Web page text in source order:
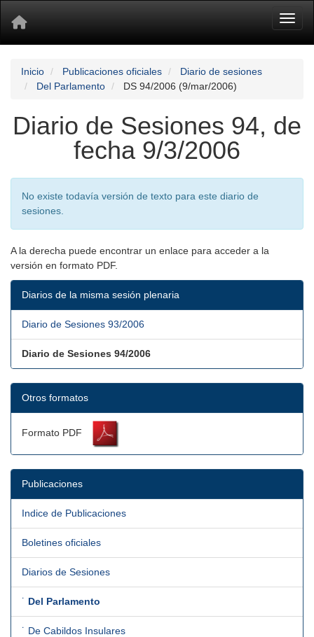
Inicio Publicaciones oficiales
Diario de sesiones
Del Parlamento
DS 94/2006 (9/mar/2006)
Diario de Sesiones 94, de
fecha 9/3/2006
No existe todavía versión de texto para este diario de
sesiones.
A la derecha puede encontrar un enlace para acceder a la
versión en formato PDF.
Diarios de la misma sesión plenaria
Diario de Sesiones 93/2006
Diario de Sesiones 94/2006
Otros formatos
Formato PDF
Publicaciones
Indice de Publicaciones
Boletines oficiales
Diarios de Sesiones
˙ Del Parlamento
˙ De Cabildos Insulares